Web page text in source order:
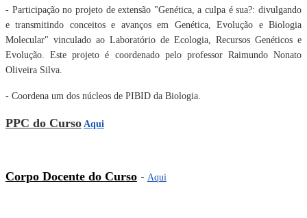
- Participação no projeto de extensão "Genética, a culpa é sua?: divulgando
e transmitindo conceitos e avanços em Genética, Evolução e Biologia
Molecular" vinculado ao Laboratório de Ecologia, Recursos Genéticos e
Evolução. Este projeto é coordenado pelo professor Raimundo Nonato
Oliveira Silva.
- Coordena um dos núcleos de PIBID da Biologia.
PPC do Curso Aqui
Corpo Docente do Curso - Aqui